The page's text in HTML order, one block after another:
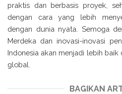
praktis dan berbasis proyek,
dengan cara yang lebih
dengan dunia nyata. Semoga
Merdeka dan inovasi-inovasi
Indonesia akan menjadi lebih
global.
BAGIKAN